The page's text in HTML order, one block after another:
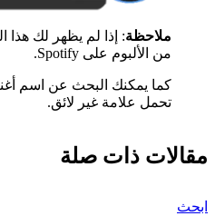
ملاحظة: إذا لم يظهر لك هذا
من الألبوم على Spotify.
كما يمكنك البحث عن اسم
تحمل علامة غير لائق.
مقالات ذات صلة
ابحث